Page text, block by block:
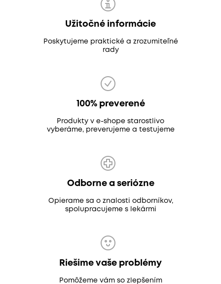
Užitočné informácie
Poskytujeme praktické a zrozumiteľné
rady
100% preverené
Produkty v e-shope starostlivo
vyberáme, preverujeme a testujeme
Odborne a seriózne
Opierame sa o znalosti odborníkov,
spolupracujeme s lekármi
Riešime vaše problémy
Pomôžeme vám so zlepšením